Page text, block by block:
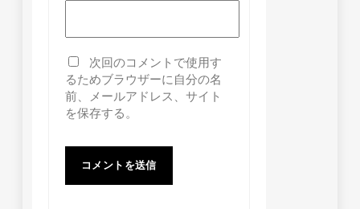
次回のコメントで使用す
るためブラウザーに自分の名
前、メールアドレス、サイト
を保存する。